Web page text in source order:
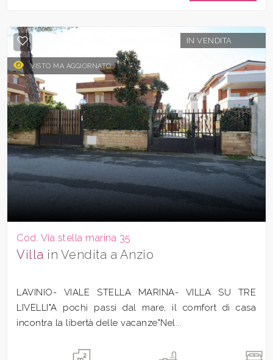
IN VENDITA
VISTO MA AGGIORNATO
Cod. Via stella marina 35
Villa in Vendita a Anzio
LAVINIO- VIALE STELLA MARINA- VILLA SU TRE
LIVELLI"A pochi passi dal mare, il comfort di casa
incontra la libertà delle vacanze"Nel...